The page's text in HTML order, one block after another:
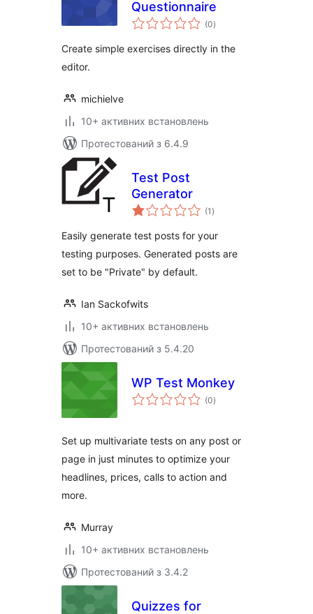
Questionnaire
(0загальний
рейтинг
)
Create simple exercises directly in the
editor.
michielve
10+ активних встановлень
Протестований з 6.4.9
Test Post
Generator
(1 загальний
рейтинг
)
Easily generate test posts for your
testing purposes. Generated posts are
set to be "Private" by default.
Ian Sackofwits
10+ активних встановлень
Протестований з 5.4.20
WP Test Monkey
(0загальний
рейтинг
)
Set up multivariate tests on any post or
page in just minutes to optimize your
headlines, prices, calls to action and
more.
Murray
10+ активних встановлень
Протестований з 3.4.2
Quizzes for